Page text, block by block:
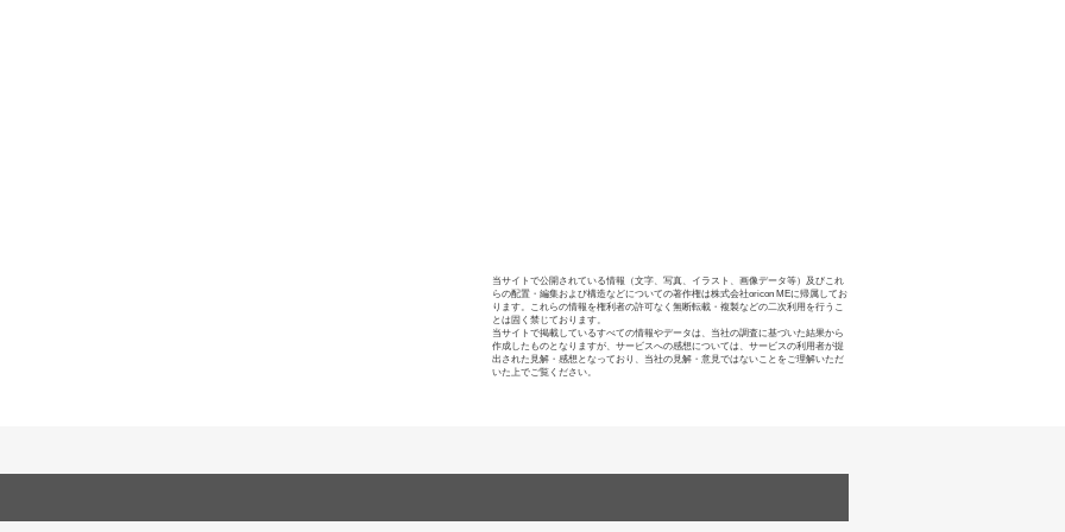
当サイトで公開されている情報（文字、写真、イラスト、画像データ等）及びこれ
らの配置・編集および構造などについての著作権は株式会社oricon MEに帰属してお
ります。これらの情報を権利者の許可なく無断転載・複製などの二次利用を行うこ
とは固く禁じております。
当サイトで掲載しているすべての情報やデータは、当社の調査に基づいた結果から
作成したものとなりますが、サービスへの感想については、サービスの利用者が提
出された見解・感想となっており、当社の見解・意見ではないことをご理解いただ
いた上でご覧ください。